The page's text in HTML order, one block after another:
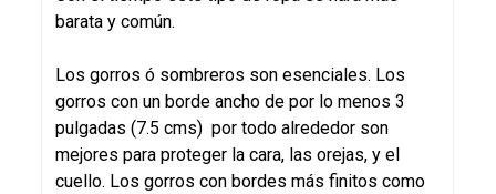
barata y común.
Los gorros ó sombreros son esenciales. Los
gorros con un borde ancho de por lo menos 3
pulgadas (7.5 cms) por todo alrededor son
mejores para proteger la cara, las orejas, y el
cuello. Los gorros con bordes más finitos como